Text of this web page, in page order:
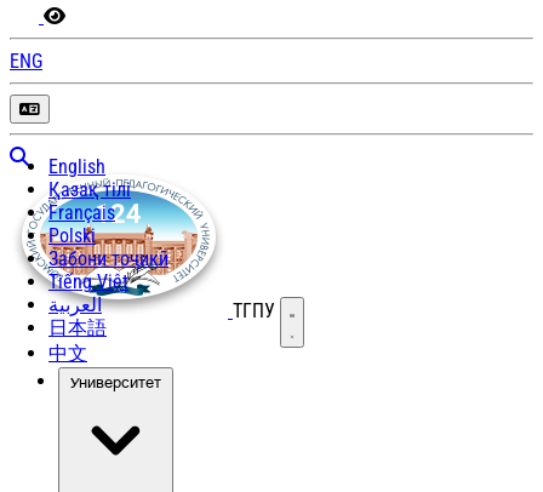
ENG
English
Қазақ тілі
Français
Polski
Забони тоҷикӣ
Tiếng Việt
العربية
日本語
中文
ТГПУ Открыть меню
Университет